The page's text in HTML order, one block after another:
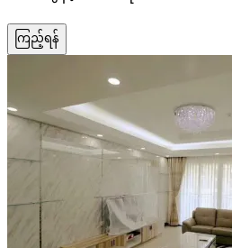
ကြည့်ရန်